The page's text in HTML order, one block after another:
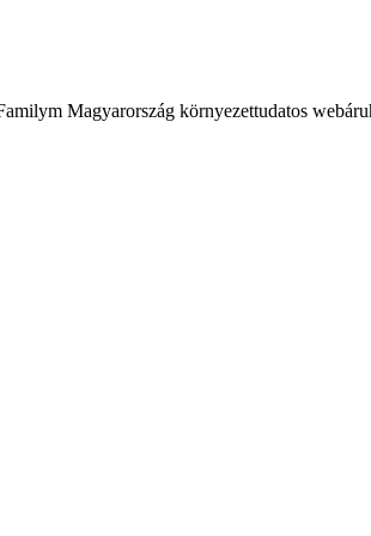
Magyarország környezettudatos